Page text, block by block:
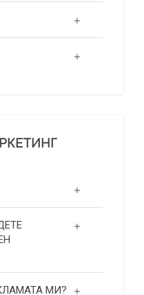
МИ?